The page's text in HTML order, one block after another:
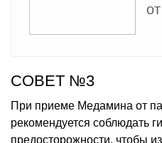
СОВЕТ №3
При приеме Медамина от
рекомендуется соблюдать
предосторожности, чтобы